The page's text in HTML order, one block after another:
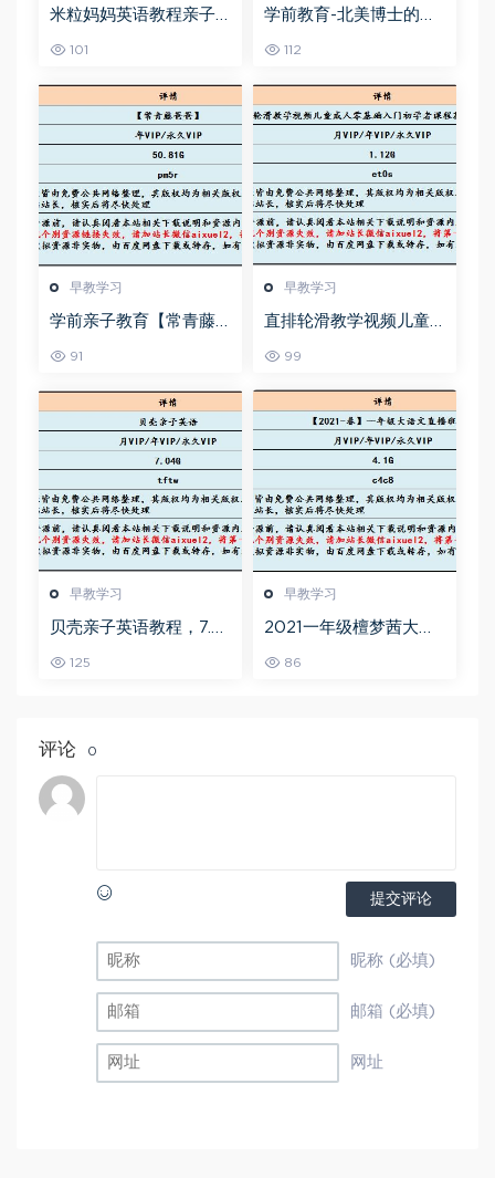
米粒妈妈英语教程亲子
盘资源打包下载
101
学前教育-北美博士的物
度网盘资源打包下载
112
早教学习
学前亲子教育【常青藤
G百度网盘资源打包下
载，语文英语，数学，
国学，象棋，围棋，运
动等课程
91
早教学习
直排轮滑教学视频儿童
式技巧速成教学视频，
百度网盘资源打包下载
99
早教学习
贝壳亲子英语教程，7.0
载,亲子英语启蒙教育教
125
早教学习
2021一年级檀梦茜大语
网盘打包下载,学前教育/
86
评论 0
提交评论
昵称 (必填)
邮箱 (必填)
网址